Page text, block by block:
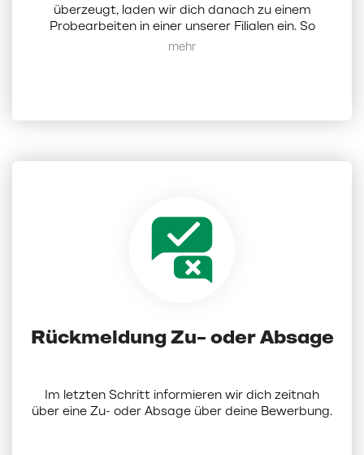
überzeugt, laden wir dich danach zu einem
Probearbeiten in einer unserer Filialen ein. So
erhältst du einen direkten Einblick in deinen
Mehr anzeigen
Rückmeldung Zu- oder Absage
Im letzten Schritt informieren wir dich zeitnah
über eine Zu- oder Absage über deine Bewerbung.